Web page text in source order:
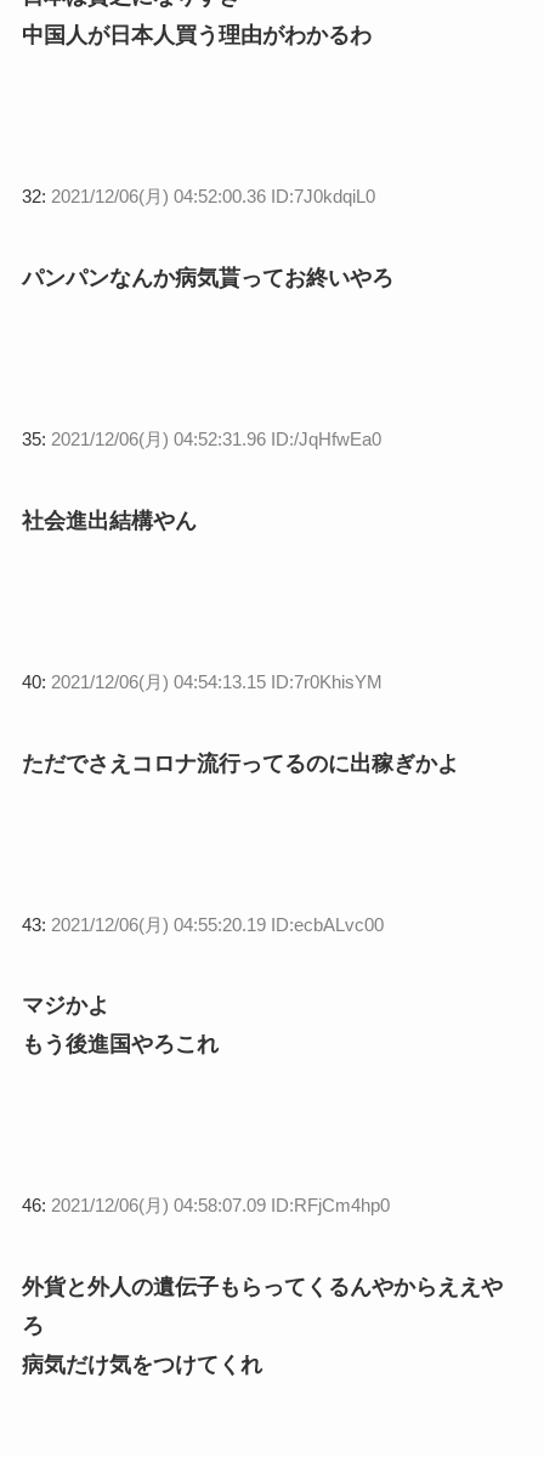
中国人が日本人買う理由がわかるわ
32: 2021/12/06(月) 04:52:00.36 ID:7J0kdqiL0
パンパンなんか病気貰ってお終いやろ
35: 2021/12/06(月) 04:52:31.96 ID:/JqHfwEa0
社会進出結構やん
40: 2021/12/06(月) 04:54:13.15 ID:7r0KhisYM
ただでさえコロナ流行ってるのに出稼ぎかよ
43: 2021/12/06(月) 04:55:20.19 ID:ecbALvc00
マジかよ
もう後進国やろこれ
46: 2021/12/06(月) 04:58:07.09 ID:RFjCm4hp0
外貨と外人の遺伝子もらってくるんやからええや
ろ
病気だけ気をつけてくれ